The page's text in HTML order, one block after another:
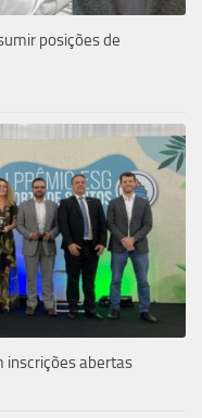
posições de
inscrições abertas